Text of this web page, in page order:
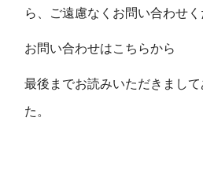
ら、ご遠慮なくお問い合わせく
お問い合わせはこちらから
最後までお読みいただきまし
た。